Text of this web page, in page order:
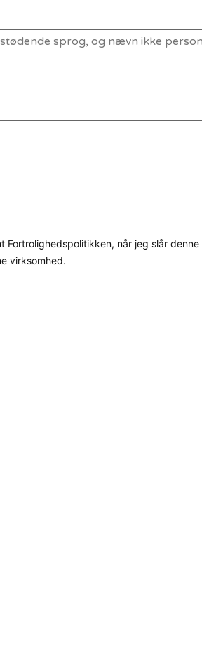
når jeg slår
virksomhed.